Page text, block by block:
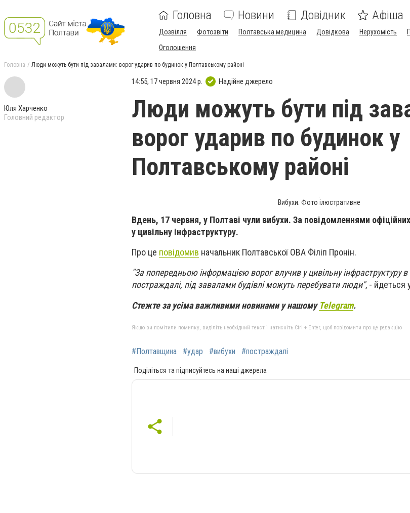
Головна Новини Довідник Афіша
Дозвілля Фотозвіти Полтавська медицина Довідкова Нерухомість
Оголошення
Головна Люди можуть бути під завалами: ворог ударив по будинок у Полтавському районі
Юля Харченко
Головний редактор
14:55, 17 червня 2024 р. Надійне джерело
Люди можуть бути під
ворог ударив по будинок у
Полтавському районі
Вибухи. Фото ілюстративне
Вдень, 17 червня, у Полтаві чули вибухи. За повідомленнями
у цивільну інфраструктуру.
Про це повідомив начальник Полтавської ОВА Філіп Пронін.
"За попередньою інформацією ворог влучив у цивільну інфраструктуру
постраждалі, під завалами будівлі можуть перебувати люди", - йдеться
Стежте за усіма важливими новинами у нашому Telegram.
Якщо ви помітили помилку, виділіть необхідний текст і натисніть Ctrl + Enter, щоб повідомити про це редакцію
#Полтавщина #удар #вибухи #постраждалі
Поділіться та підписуйтесь на наші джерела